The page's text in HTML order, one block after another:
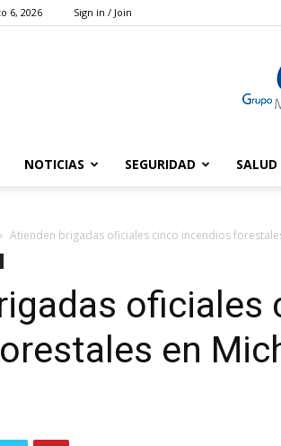
6, 2026 Sign in / Join
NOTICIAS SEGURIDAD SALUD
Atienden brigadas oficiales cinco incendios
oficiales
en